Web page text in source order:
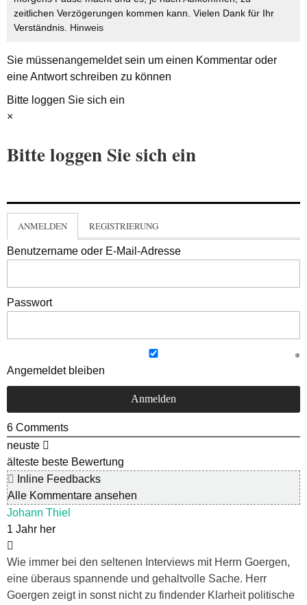
zeitlichen Verzögerungen kommen kann. Vielen Dank für Ihr
Verständnis. Hinweis
Sie müssenangemeldetsein um einen Kommentar oder
eine Antwort schreiben zu können
Bitte loggen Sie sich ein
×
Bitte loggen Sie sich ein
ANMELDEN REGISTRIERUNG
Benutzername oder E-Mail-Adresse
Passwort
Angemeldet bleiben
6 Comments
neuste
älteste beste Bewertung
Inline Feedbacks
Alle Kommentare ansehen
Johann Thiel
1 Jahr her
Wie immer bei den seltenen Interviews mit Herrn Goergen,
eine überaus spannende und gehaltvolle Sache. Herr
Goergen zeigt in sonst nicht zu findender Klarheit politische